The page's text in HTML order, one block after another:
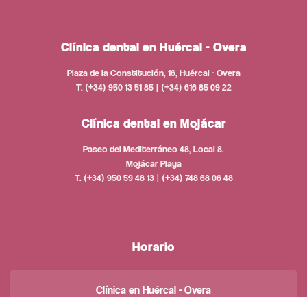
Clínica dental en Huércal - Overa
Plaza de la Constitución, 16, Huércal - Overa
T. (+34) 950 13 51 85 | (+34) 616 85 09 22
Clínica dental en Mojácar
Paseo del Mediterráneo 48, Local 8.
Mojácar Playa
T. (+34) 950 59 48 13 | (+34) 748 68 06 48
Horario
Clínica en Huércal - Overa